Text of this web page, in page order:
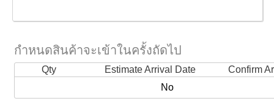
กำหนดสินค้าจะเข้าในครั้งถัดไป
Qty Estimate Arrival Date
Confirm
No